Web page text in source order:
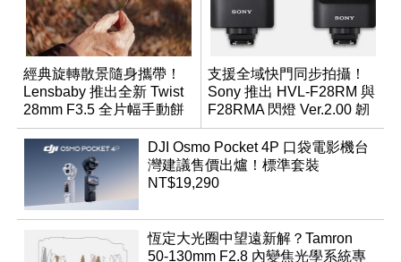
經典旋轉散景隨身攜帶！
Lensbaby 推出全新 Twist
28mm F3.5 全片幅手動餅
乾鏡
支援全域快門同步拍攝！
Sony 推出 HVL-F28RM 與
F28RMA 閃燈 Ver.2.00 韌
體
DJI Osmo Pocket 4P 口袋電影機台
灣建議售價出爐！標準套裝
NT$19,290
恆定大光圈中望遠新解？Tamron
50-130mm F2.8 內變焦光學系統專